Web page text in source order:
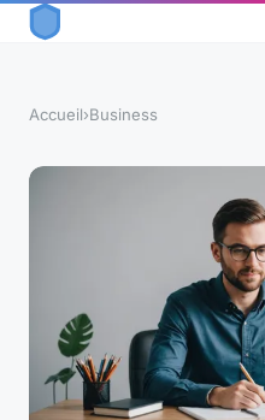
Accueil›Business